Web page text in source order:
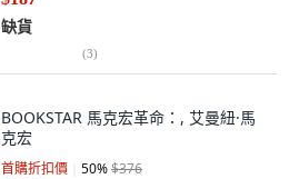
缺貨
(3)
BOOKSTAR 馬克宏革命：, 艾曼紐·馬
克宏
首購折扣價 50%$376